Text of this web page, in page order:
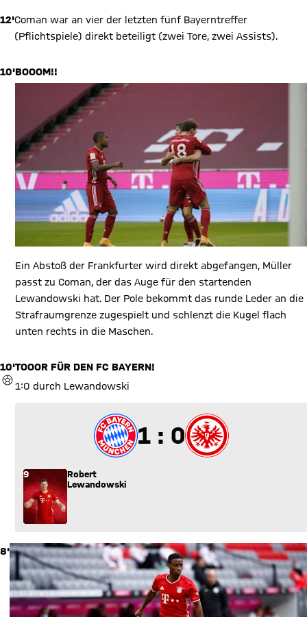
12'Coman war an vier der letzten fünf Bayerntreffer
(Pflichtspiele) direkt beteiligt (zwei Tore, zwei Assists).
10'BOOOM!!
Ein Abstoß der Frankfurter wird direkt abgefangen, Müller
passt zu Coman, der das Auge für den startenden
Lewandowski hat. Der Pole bekommt das runde Leder an die
Strafraumgrenze zugespielt und schlenzt die Kugel flach
unten rechts in die Maschen.
10'
TOR
TOOOR FÜR DEN FC BAYERN!
1:0 durch Lewandowski
1 zu 0
1 : 0
9
Robert
Lewandowski
8'